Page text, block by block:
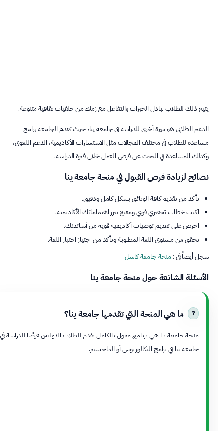
يتيح ذلك للطلاب تبادل الخبرات والتفاعل مع زملاء من خلفيات ثقافية متنوعة.
الدعم الطلابي هو ميزة أخرى للدراسة في جامعة ينا، حيث تقدم الجامعة برامج
مساعدة للطلاب في مختلف المجالات مثل الاستشارات الأكاديمية، الدعم اللغوي،
وكذلك المساعدة في البحث عن فرص العمل خلال فترة الدراسة.
نصائح لزيادة فرص القبول في منحة جامعة ينا
تأكد من تقديم كافة الوثائق بشكل كامل ودقيق.
اكتب خطاب تحفيزي قوي ومقنع يبرز اهتماماتك الأكاديمية.
احرص على تقديم توصيات أكاديمية قوية من أساتذتك.
تحقق من مستوى اللغة المطلوبة وتأكد من اجتياز اختبار اللغة.
سجل أيضاً في :منحة جامعة كاسل
الأسئلة الشائعة حول منحة جامعة ينا
ما هي المنحة التي تقدمها جامعة ينا؟
منحة جامعة ينا هي برنامج ممول بالكامل يقدم للطلاب الدوليين فرصًا للدراسة في
جامعة ينا في برامج البكالوريوس أو الماجستير.